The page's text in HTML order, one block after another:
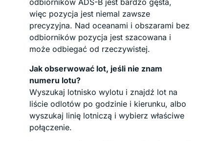
więc pozycja jest niemal zawsze
precyzyjna. Nad oceanami i obszarami bez
odbiorników pozycja jest szacowana i
może odbiegać od rzeczywistej.
Jak obserwować lot, jeśli nie znam
numeru lotu?
Wyszukaj lotnisko wylotu i znajdź lot na
liście odlotów po godzinie i kierunku, albo
wyszukaj linię lotniczą i wybierz właściwe
połączenie.